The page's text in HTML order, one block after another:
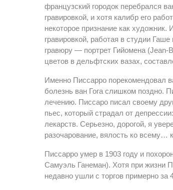
французский городок перебрался
гравировкой, и хотя калибр его
некоторое признание как художник.
гравировкой, работая в студии
гравюру — портрет Гийомена (Jean-
цветов в дельфтских вазах,
Именно Писсарро порекомендовал
болезнь ван Гога слишком поздно.
лечению. Писсаро писал своему
пьес, который страдал от
лекарств. Серьезно, дорогой, я
разочарование, вялость ко всему…
Писсарро умер в 1903 году и
Самуэль Ганеман). Хотя при жизни
недавно ушли с торгов примерно